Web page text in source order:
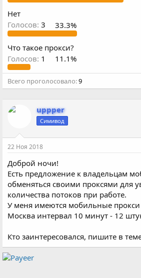
Нет
Голосов: 3 33.3%
Что такое прокси?
Голосов: 1 11.1%
Всего проголосовало 9
uppper
Симивод
22 Ноя 2018
Доброй ночи!
Есть предложение к владельцам
обменяться своими проксями для
количества потоков при работе.
У меня имеются мобильные
Москва интервал 10 минут - 12
Кто заинтересовался, пишите в